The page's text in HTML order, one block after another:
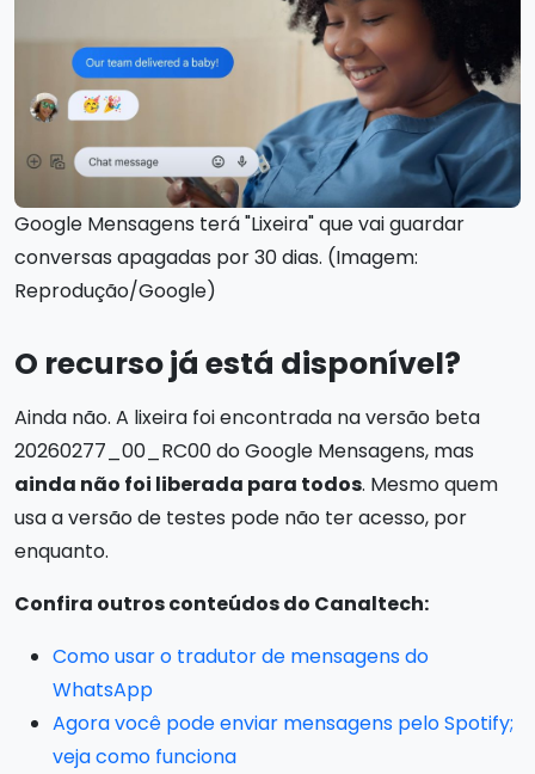
Google Mensagens terá "Lixeira" que vai guardar
conversas apagadas por 30 dias. (Imagem:
Reprodução/Google)
O recurso já está disponível?
Ainda não. A lixeira foi encontrada na versão beta
20260277_00_RC00 do Google Mensagens, mas
ainda não foi liberada para todos. Mesmo quem
usa a versão de testes pode não ter acesso, por
enquanto.
Confira outros conteúdos do Canaltech:
Como usar o tradutor de mensagens do
WhatsApp
Agora você pode enviar mensagens pelo Spotify;
veja como funciona